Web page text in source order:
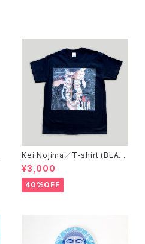
Kei Nojima／T-shirt (BLAC
K)
¥3,000
40%OFF